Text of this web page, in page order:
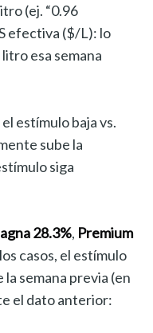
(ej. “0.96
efectiva ($/L): lo
esa semana
estímulo baja vs.
sube la
siga
28.3%, Premium
casos, el estímulo
semana previa (en
el dato anterior: